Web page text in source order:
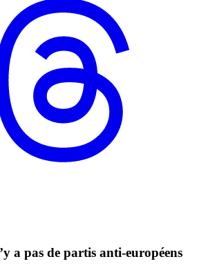
a pas de partis anti-européens